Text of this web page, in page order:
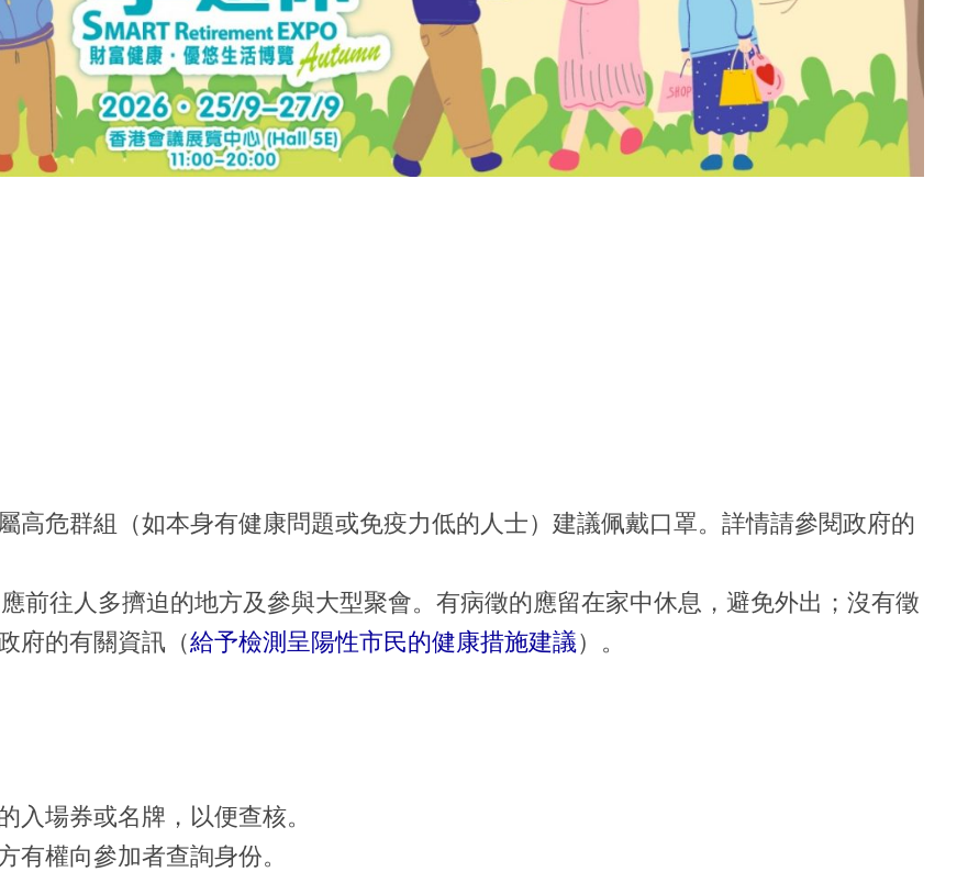
高危群組（如本身有健康問題或免疫力低的人士）建議佩戴口罩。詳情請參閱政府的
前往人多擠迫的地方及參與大型聚會。有病徵的應留在家中休息，避免外出；沒有徵
府的有關資訊（給予檢測呈陽性市民的健康措施建議）。
入場券或名牌，以便查核。
有權向參加者查詢身份。